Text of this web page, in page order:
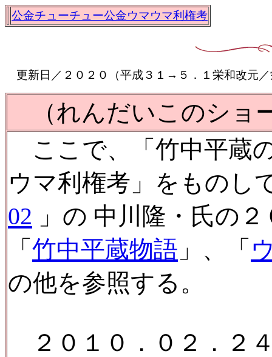
公金チューチュー公金ウマウマ利権考
更新日／２０２０（平成３１→５．１栄和改元／
（れんだいこのシ
ここで、「竹中平蔵
ウマ利権考」をもの
02 」の 中川隆・氏の
「 竹中平蔵物語 」、「
の他を参照する。
２０１０．０２．２